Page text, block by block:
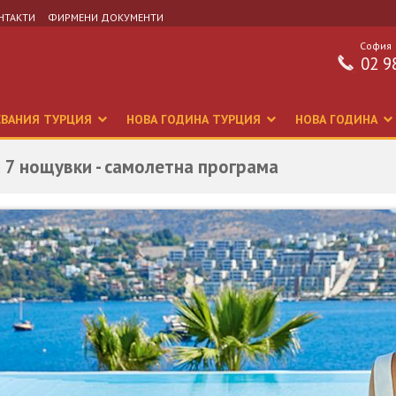
ФИРМЕНИ ДОКУМЕНТИ
София
02
ТУРЦИЯ НОВА ГОДИНА ТУРЦИЯ НОВА ГОДИНА
нощувки - самолетна програма